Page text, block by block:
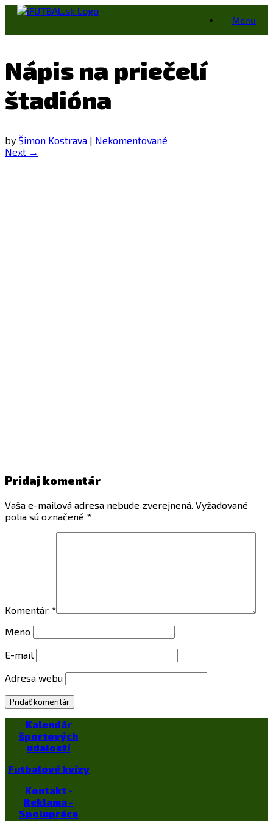
Skip
content
Menu
Nápis na priečelí
štadióna
by Šimon Kostrava | Nekomentované
Next →
Pridaj komentár
Vaša e-mailová adresa nebude zverejnená. Vyžadované
polia sú označené *
Komentár *
Meno
E-mail
Adresa webu
Kalendár
športových
udalostí
Futbalové kvízy
Kontakt -
Reklama -
Spolupráca